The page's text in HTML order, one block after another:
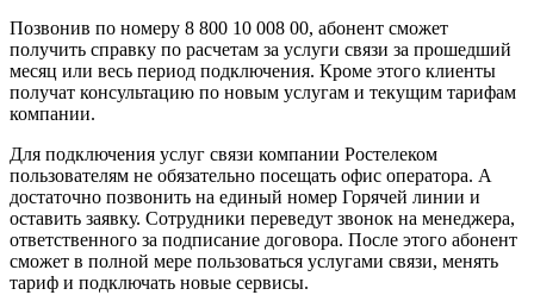
Позвонив по номеру 8 800 10 008 00, абонент сможет
получить справку по расчетам за услуги связи за прошедший
месяц или весь период подключения. Кроме этого клиенты
получат консультацию по новым услугам и текущим тарифам
компании.
Для подключения услуг связи компании Ростелеком
пользователям не обязательно посещать офис оператора. А
достаточно позвонить на единый номер Горячей линии и
оставить заявку. Сотрудники переведут звонок на менеджера,
ответственного за подписание договора. После этого абонент
сможет в полной мере пользоваться услугами связи, менять
тариф и подключать новые сервисы.